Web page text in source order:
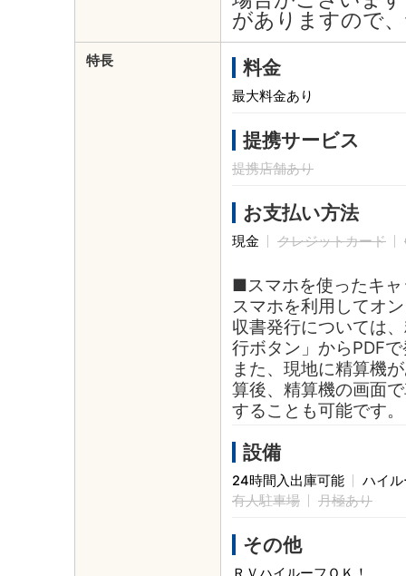
がありますので
特長 料金
最大料金あり
提携サービス
提携店舗あり
お支払い方法
現金 クレジットカード
■スマホを使ったキ
スマホを利用してオ
収書発行については
行ボタン」からPDF
また、現地に精算機
算後、精算機の画面
することも可能です。
設備
24時間入出庫可能
ハイ
有人駐車場
月極あり
その他